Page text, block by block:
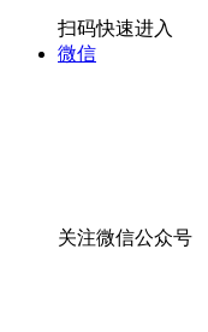
扫码快速进入
微信
关注微信公众号